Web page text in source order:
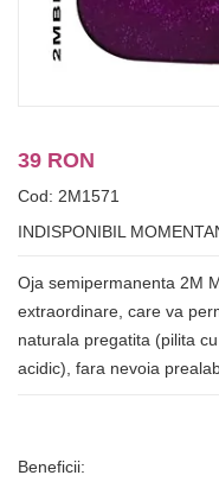
39 RON
Cod: 2M1571
INDISPONIBIL
Oja semipermanenta 2M
extraordinare, care va
naturala pregatita (pilita
acidic), fara nevoia
Beneficii: